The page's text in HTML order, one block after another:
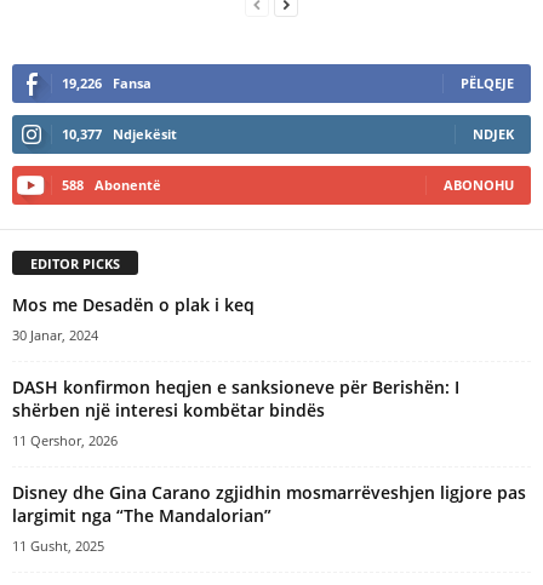
19,226 Fansa PËLQEJE
10,377 Ndjekësit NDJEK
588 Abonentë ABONOHU
EDITOR PICKS
Mos me Desadën o plak i keq
30 Janar, 2024
DASH konfirmon heqjen e sanksioneve për Berishën: I
shërben një interesi kombëtar bindës
11 Qershor, 2026
Disney dhe Gina Carano zgjidhin mosmarrëveshjen ligjore pas
largimit nga “The Mandalorian”
11 Gusht, 2025